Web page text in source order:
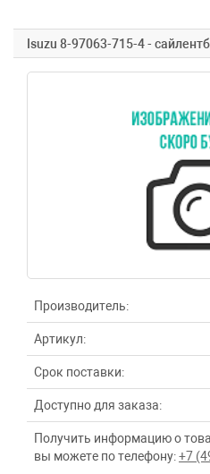
Isuzu 8-97063-715-4 -
Производитель:
Артикул:
Срок поставки:
Доступно для заказа:
Получить информацию о
вы можете по телефону:+7